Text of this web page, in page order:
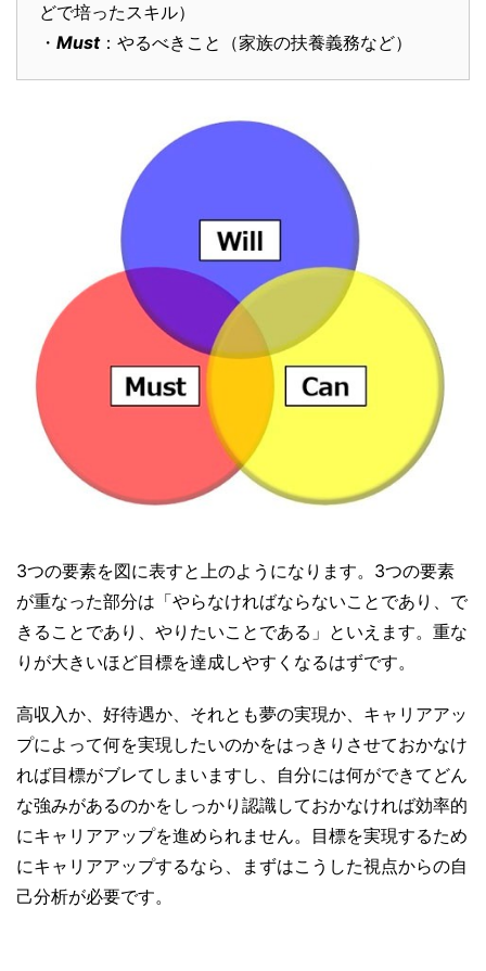
どで培ったスキル）
・ Must：やるべきこと（家族の扶養義務など）
3つの要素を図に表すと上のようになります。3つの要素
が重なった部分は「やらなければならないことであり、で
きることであり、やりたいことである」といえます。重な
りが大きいほど目標を達成しやすくなるはずです。
高収入か、好待遇か、それとも夢の実現か、キャリアアッ
プによって何を実現したいのかをはっきりさせておかなけ
れば目標がブレてしまいますし、自分には何ができてどん
な強みがあるのかをしっかり認識しておかなければ効率的
にキャリアアップを進められません。目標を実現するため
にキャリアアップするなら、まずはこうした視点からの自
己分析が必要です。